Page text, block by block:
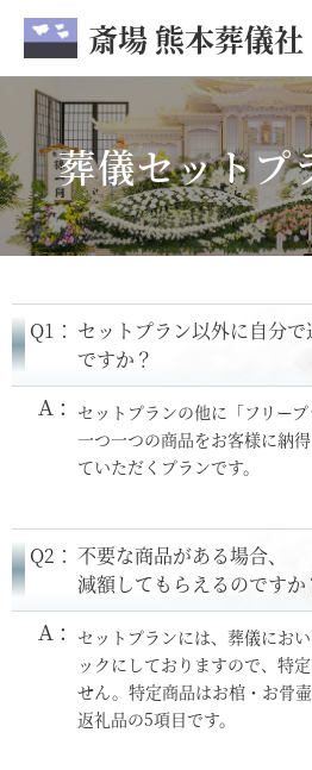
斎場 熊本葬儀社
葬儀セット
Q1： セットプラン以外に自分
ですか？
セットプランの他に「フリープ
一つ一つの商品をお客様に納
ていただくプランです。
Q2： 不要な商品がある場合、
減額してもらえるのですか
セットプランには、葬儀にお
ックにしておりますので、特
せん。特定商品はお棺・お骨
返礼品の5項目です。